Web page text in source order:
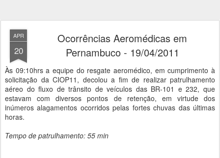
APR
20
Ocorrências Aeromédicas em
Pernambuco - 19/04/2011
Às 09:10hrs a equipe do resgate aeromédico, em cumprimento à
solicitação da CIOP11, decolou a fim de realizar patrulhamento
aéreo do fluxo de trânsito de veículos das BR-101 e 232, que
estavam com diversos pontos de retenção, em virtude dos
inúmeros alagamentos ocorridos pelas fortes chuvas das últimas
horas.
Tempo de patrulhamento: 55 min